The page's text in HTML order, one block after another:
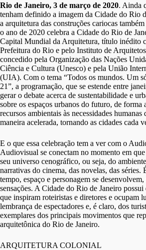
Rio de Janeiro, 3 de março de 2020. Ainda
tenham definido a imagem da Cidade do Rio
a arquitetura das construções cariocas
o ano de 2020 celebra a Cidade do Rio de
Capital Mundial da Arquitetura, título inédito
Prefeitura do Rio e pelo Instituto de
concedido pela Organização das Nações
Ciência e Cultura (Unesco) e pela União
(UIA). Com o tema “Todos os mundos. Um
21”, a programação, que se estende entre
gerar o debate acerca de sustentabilidade e
sobre os espaços urbanos do futuro, de forma
recursos ambientais às necessidades
maneira acelerada, tornando as cidades cada
E o que essa celebração tem a ver com o
Audiovisual se conectam no momento em
seu universo cenográfico, ou seja, do
narrativas do cinema, das novelas, das séries.
tempo, espaço e personagem se
sensações. A Cidade do Rio de Janeiro
que inspiram roteiristas e diretores e ocupam
lembrança de espectadores e, é claro, dos
exemplares dos principais movimentos que
arquitetônica do Rio de Janeiro.
ARQUITETURA COLONIAL